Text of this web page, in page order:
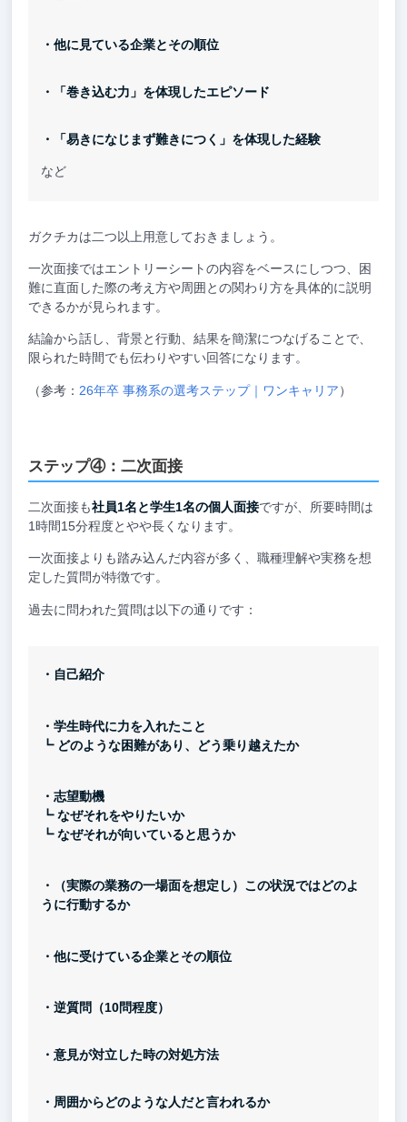
・他に見ている企業とその順位
・「巻き込む力」を体現したエピソード
・「易きになじまず難きにつく」を体現した経験
など
ガクチカは二つ以上用意しておきましょう。
一次面接ではエントリーシートの内容をベースにしつつ、困
難に直面した際の考え方や周囲との関わり方を具体的に説明
できるかが見られます。
結論から話し、背景と行動、結果を簡潔につなげることで、
限られた時間でも伝わりやすい回答になります。
（参考： 26年卒 事務系の選考ステップ｜ワンキャリア）
ステップ④：二次面接
二次面接も社員1名と学生1名の個人面接ですが、所要時間は
1時間15分程度とやや長くなります。
一次面接よりも踏み込んだ内容が多く、職種理解や実務を想
定した質問が特徴です。
過去に問われた質問は以下の通りです：
・自己紹介
・学生時代に力を入れたこと
┗ どのような困難があり、どう乗り越えたか
・志望動機
┗ なぜそれをやりたいか
┗ なぜそれが向いていると思うか
・（実際の業務の一場面を想定し）この状況ではどのよ
うに行動するか
・他に受けている企業とその順位
・逆質問（10問程度）
・意見が対立した時の対処方法
・周囲からどのような人だと言われるか